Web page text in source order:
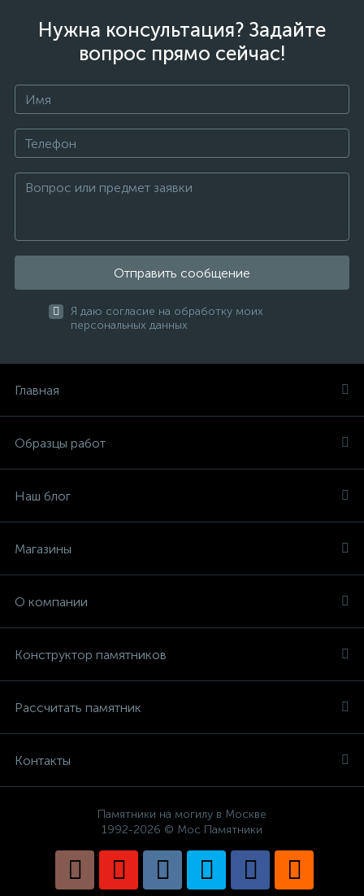
Нужна консультация? Задайте
вопрос прямо сейчас!
Отправить сообщение
Я даю согласие на обработку моих
персональных данных
Главная
Образцы работ
Наш блог
Магазины
О компании
Конструктор памятников
Рассчитать памятник
Контакты
Памятники на могилу в Москве
1992-2026 © Мос Памятники